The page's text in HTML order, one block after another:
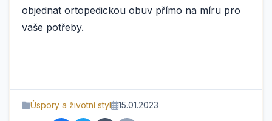
objednat ortopedickou obuv přímo na míru pro
vaše potřeby.
Úspory a životní styl 15.01.2023